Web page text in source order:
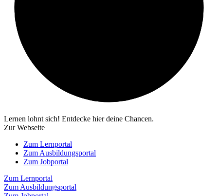
Lernen lohnt sich! Entdecke hier deine Chancen.
Zur Webseite
Zum Lernportal
Zum Ausbildungsportal
Zum Jobportal
Zum Lernportal
Zum Ausbildungsportal